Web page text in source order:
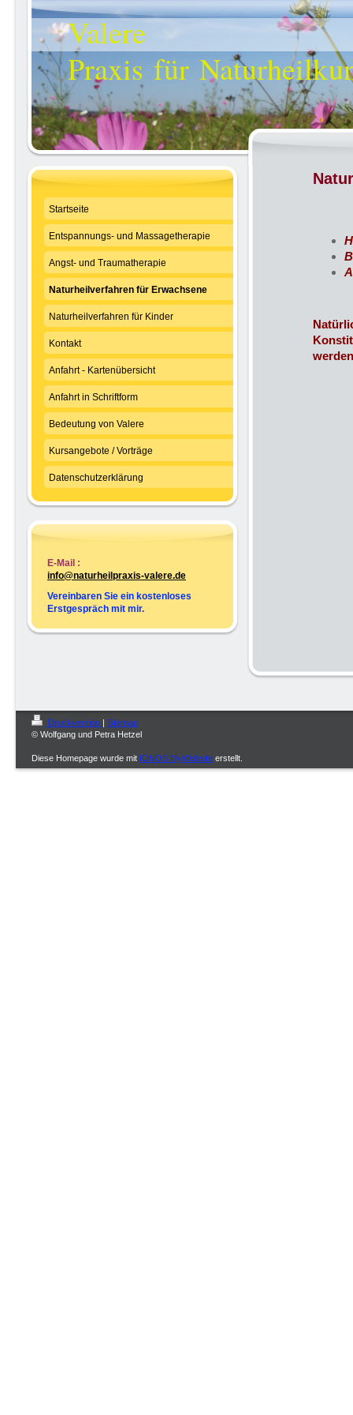
Valere
Praxis für
Startseite
Entspannungs- und Massagetherapie
Angst- und Traumatherapie
Naturheilverfahren für Erwachsene
Naturheilverfahren für Kinder
Kontakt
Anfahrt - Kartenübersicht
Anfahrt in Schriftform
Bedeutung von Valere
Kursangebote / Vorträge
Datenschutzerklärung
E-Mail :
info@naturheilpraxis-valere.de
Vereinbaren Sie ein kostenloses
Erstgespräch mit mir.
Druckversion | Sitemap
© Wolfgang und Petra Hetzel
Diese Homepage wurde mit IONOS MyWebsite erstellt.